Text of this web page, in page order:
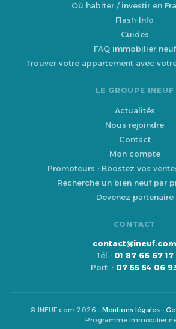
Où habiter / investir en
Flash-Info
Guides
FAQ immobilier neuf
Trouver votre appartement avec
LE GROUPE INEUF
Actualités
Nous rejoindre
Contact
Mon compte
Promoteurs : Boostez vos
Recherche un bien neuf par
Devenez partenaire
CONTACT
contact@ineuf.com
Tél : 01 87 66 67 17
Port. : 07 55 54 06
© INEUF.com 2026 –Mentions légales–
Programme immobilier